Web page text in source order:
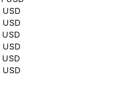
USD
USD
USD
USD
USD
USD